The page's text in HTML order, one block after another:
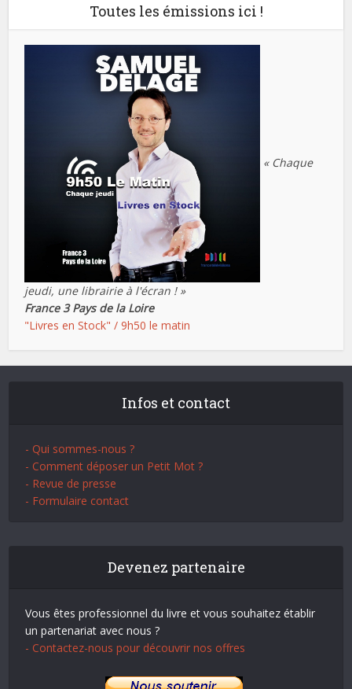
Toutes les émissions ici !
« Chaque
jeudi, une librairie à l'écran ! »
France 3 Pays de la Loire
"Livres en Stock" / 9h50 le matin
Infos et contact
- Qui sommes-nous ?
- Comment déposer un Petit Mot ?
- Revue de presse
- Formulaire contact
Devenez partenaire
Vous êtes professionnel du livre et vous souhaitez établir
un partenariat avec nous ?
- Contactez-nous pour découvrir nos offres